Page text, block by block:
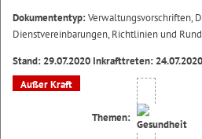
Dokumententyp:Verwaltungsvorschriften,
Dienstvereinbarungen, Richtlinien und
Stand: 29.07.2020 Inkrafttreten: 24.07.2020
Außer Kraft
Themen: